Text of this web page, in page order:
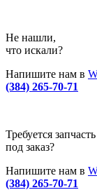
Не нашли,
что искали?
Напишите нам в
(384) 265-70-71
Требуется запчасть
под заказ?
Напишите нам в
(384) 265-70-71